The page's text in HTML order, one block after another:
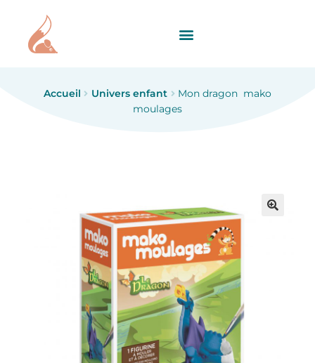
Accueil Univers enfant
Mon dragon mako
moulages